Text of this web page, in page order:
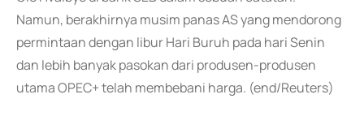
Namun, berakhirnya musim panas AS yang mendorong
permintaan dengan libur Hari Buruh pada hari Senin
dan lebih banyak pasokan dari produsen-produsen
utama OPEC+ telah membebani harga. (end/Reuters)